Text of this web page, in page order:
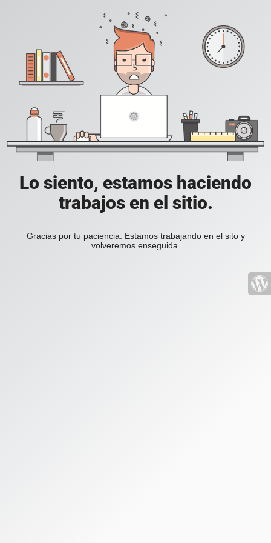
Lo siento, estamos haciendo
trabajos en el sitio.
Gracias por tu paciencia. Estamos trabajando en el sito y
volveremos enseguida.